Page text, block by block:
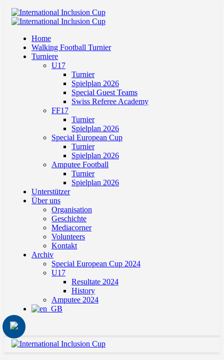
Home
Walking Football Turnier
Turniere
U17
Turnier
Spielplan 2026
Special Guest Teams
Swiss Referee Academy
FF17
Turnier
Spielplan 2026
Special European Cup
Turnier
Spielplan 2026
Amputee Football
Turnier
Spielplan 2026
Unterstützer
Über uns
Organisation
Geschichte
Mediacorner
Volunteers
Kontakt
Archiv
Special European Cup 2024
U17
Resultate 2024
History
Amputee 2024